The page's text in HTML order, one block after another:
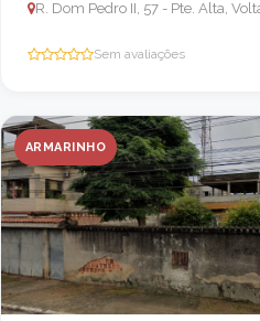
Sem avaliações
ARMARINHO